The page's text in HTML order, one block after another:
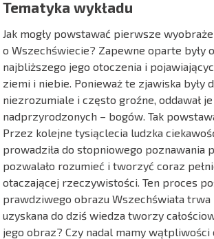
Tematyka wykładu
Jak mogły powstawać pierwsze
o Wszechświecie? Zapewne oparte były
najbliższego jego otoczenia i
ziemi i niebie. Ponieważ te zjawiska były
niezrozumiale i często groźne, oddawał
nadprzyrodzonych – bogów. Tak
Przez kolejne tysiąclecia ludzka
prowadziła do stopniowego poznawania
pozwalało rozumieć i tworzyć coraz
otaczającej rzeczywistości. Ten proces
prawdziwego obrazu Wszechświata trwa
uzyskana do dziś wiedza tworzy
jego obraz? Czy nadal mamy